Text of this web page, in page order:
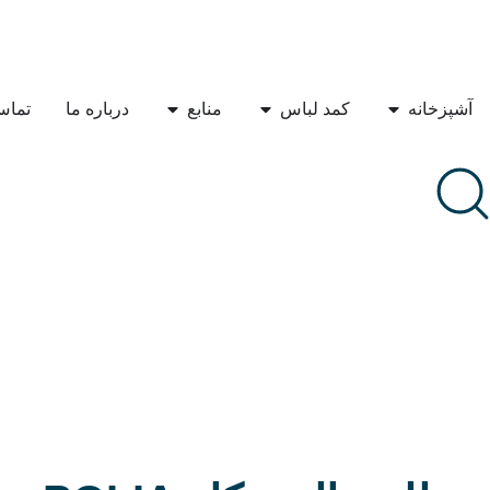
آشپزخانه کمد لباس منابع درباره ما